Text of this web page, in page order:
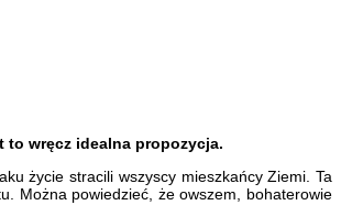
to wręcz idealna propozycja.
życie stracili wszyscy mieszkańcy Ziemi. Ta
Można powiedzieć, że owszem, bohaterowie